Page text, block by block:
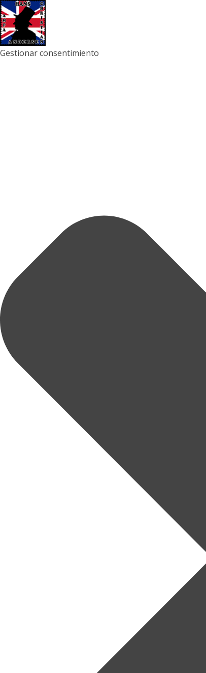
Gestionar consentimiento